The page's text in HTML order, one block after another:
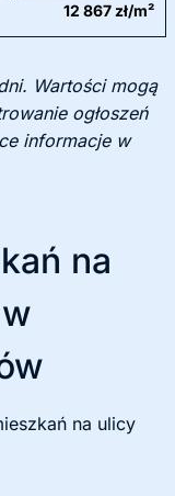
12 867 zł/m²
Wartości mogą
ogłoszeń
informacje w
na
na ulicy